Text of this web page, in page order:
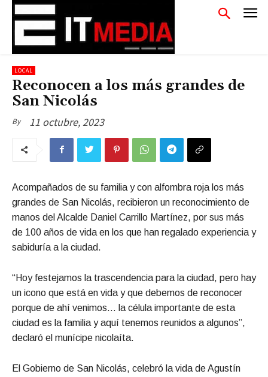
LOCAL
Reconocen a los más grandes de
San Nicolás
By 11 octubre, 2023
Acompañados de su familia y con alfombra roja los más
grandes de San Nicolás, recibieron un reconocimiento de
manos del Alcalde Daniel Carrillo Martínez, por sus más
de 100 años de vida en los que han regalado experiencia y
sabiduría a la ciudad.
“Hoy festejamos la trascendencia para la ciudad, pero hay
un icono que está en vida y que debemos de reconocer
porque de ahí venimos… la célula importante de esta
ciudad es la familia y aquí tenemos reunidos a algunos”,
declaró el munícipe nicolaíta.
El Gobierno de San Nicolás, celebró la vida de Agustín